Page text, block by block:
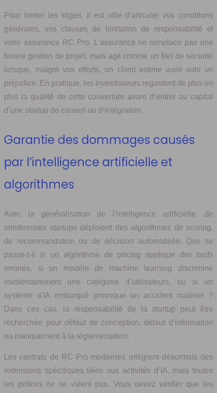
Pour limiter les litiges, il est utile d’articuler vos conditions
générales, vos clauses de limitation de responsabilité et
votre assurance RC Pro. L’assurance ne remplace pas une
bonne gestion de projet, mais agit comme un filet de sécurité
lorsque, malgré vos efforts, un client estime avoir subi un
préjudice. En pratique, les investisseurs regardent de plus en
plus la qualité de cette couverture avant d’entrer au capital
d’une startup de conseil ou d’intégration.
Garantie des dommages causés
par l’intelligence artificielle et
algorithmes
Avec la généralisation de l’intelligence artificielle, de
nombreuses startups déploient des algorithmes de scoring,
de recommandation ou de décision automatisée. Que se
passe-t-il si un algorithme de pricing applique des tarifs
erronés, si un modèle de machine learning discrimine
involontairement une catégorie d’utilisateurs, ou si un
système d’IA embarqué provoque un accident matériel ?
Dans ces cas, la responsabilité de la startup peut être
recherchée pour défaut de conception, défaut d’information
ou manquement à la réglementation.
Les contrats de RC Pro modernes intègrent désormais des
extensions spécifiques liées aux activités d’IA, mais toutes
les polices ne se valent pas. Vous devez vérifier que les